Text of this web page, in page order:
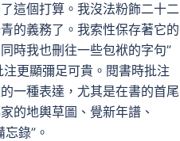
這個打算。我沒法粉飾二十二
的義務了。我索性保存著它的
時我也刪往一些包袱的字句”
更顯彌足可貴。閱書時批注
一種表達，尤其是在書的首尾
的地輿草圖、覺新年譜、
錄”。